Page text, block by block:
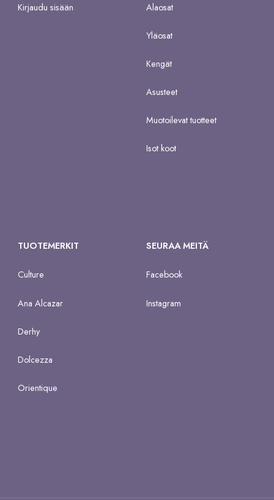
Kirjaudu sisään Alaosat
Yläosat
Kengät
Asusteet
Muotoilevat tuotteet
Isot koot
TUOTEMERKIT
Culture
Ana Alcazar
Derhy
Dolcezza
Orientique
SEURAA MEITÄ
Facebook
Instagram